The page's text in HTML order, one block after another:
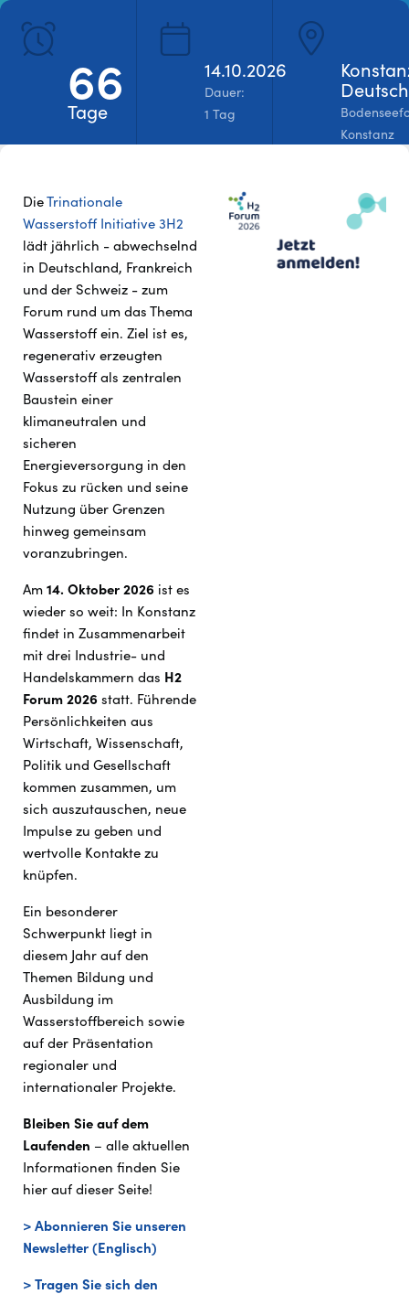
Noch kein Teilnehmer? Jetzt registrieren!
REGISTRIEREN
66
Tage
14.10.2026
Dauer:
1 Tag
Konstanz
DieTrinationale
Wasserstoff Initiative 3H2
lädt jährlich - abwechselnd
in Deutschland, Frankreich
und der Schweiz - zum
Forum rund um das Thema
Wasserstoff ein. Ziel ist es,
regenerativ erzeugten
Wasserstoff als zentralen
Baustein einer
klimaneutralen und
sicheren
Energieversorgung in den
Fokus zu rücken und seine
Nutzung über Grenzen
hinweg gemeinsam
voranzubringen.
Am 14. Oktober 2026 ist es
wieder so weit: In Konstanz
findet in Zusammenarbeit
mit drei Industrie- und
Handelskammern das H2
Forum 2026 statt. Führende
Persönlichkeiten aus
Wirtschaft, Wissenschaft,
Politik und Gesellschaft
kommen zusammen, um
sich auszutauschen, neue
Impulse zu geben und
wertvolle Kontakte zu
knüpfen.
Ein besonderer
Schwerpunkt liegt in
diesem Jahr auf den
Themen Bildung und
Ausbildung im
Wasserstoffbereich sowie
auf der Präsentation
regionaler und
internationaler Projekte.
Bleiben Sie auf dem
Laufenden – alle aktuellen
Informationen finden Sie
hier auf dieser Seite!
> Abonnieren Sie unseren
Newsletter (Englisch)
> Tragen Sie sich den